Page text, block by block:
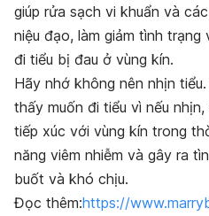
giúp rửa sạch vi khuẩn và
niệu đạo, làm giảm tình trạng
đi tiểu bị đau ở vùng kín.
Hãy nhớ không nên nhịn
thấy muốn đi tiểu vì nếu
tiếp xúc với vùng kín trong
năng viêm nhiễm và gây ra
buốt và khó chịu.
Đọc thêm:https://